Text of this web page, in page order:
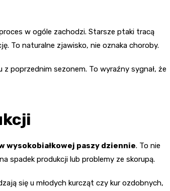
w ogóle zachodzi. Starsze ptaki tracą
To naturalne zjawisko, nie oznaka choroby.
poprzednim sezonem. To wyraźny sygnał, że
wysokobiałkowej paszy dziennie. To nie
spadek produkcji lub problemy ze skorupą.
się u młodych kurcząt czy kur ozdobnych,